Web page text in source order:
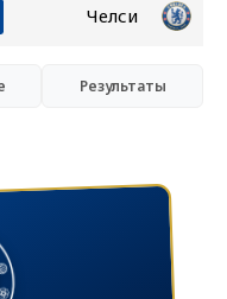
Челси
Результаты